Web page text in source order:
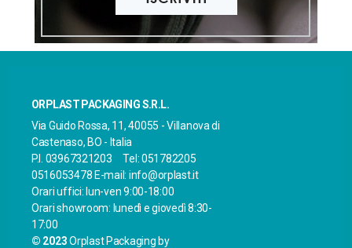
ORPLAST PACKAGING S.R.L.
Via Guido Rossa, 11, 40055 - Villanova di
Castenaso, BO - Italia
P.I. 03967321203 Tel: 051782205
0516053478 E-mail: info@orplast.it
Orari uffici: lun-ven 9:00-18:00
Orari showroom: lunedì e giovedì 8:30-
17:00
© 2023Orplast Packaging by